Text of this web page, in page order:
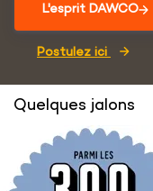
L'esprit DAWCO
Postulez ici
Quelques jalons